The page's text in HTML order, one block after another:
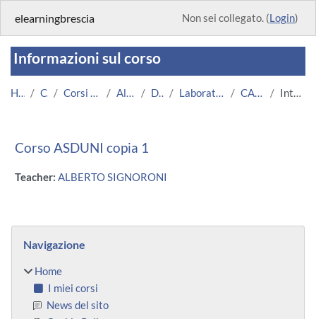
elearningbrescia Non sei collegato. (Login)
Informazioni sul corso
Home Corsi Corsi Istituzionali Altri Corsi DMMT Laboratori individuali CASDUNI_1 Introduzione
Corso ASDUNI copia 1
Teacher: ALBERTO SIGNORONI
Blocchi
Navigazione
Home
I miei corsi
News del sito